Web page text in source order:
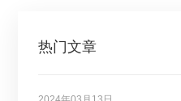
热门文章